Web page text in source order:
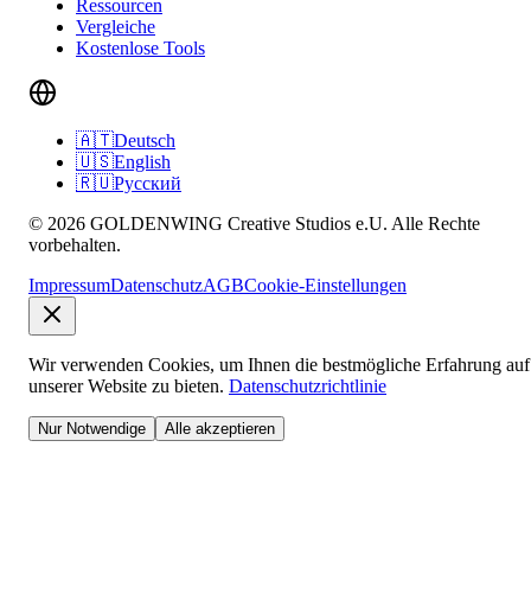
Ressourcen
Vergleiche
Kostenlose Tools
🇦🇹Deutsch
🇺🇸English
🇷🇺Русский
© 2026 GOLDENWING Creative Studios e.U. Alle Rechte
vorbehalten.
ImpressumDatenschutzAGBCookie-Einstellungen
Wir verwenden Cookies, um Ihnen die bestmögliche Erfahrung auf
unserer Website zu bieten. Datenschutzrichtlinie
Nur Notwendige Alle akzeptieren